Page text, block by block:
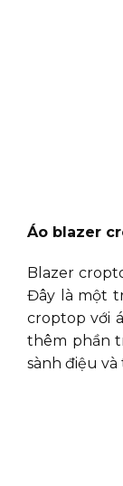
Áo blazer
Blazer
Đây là một
croptop với
thêm phần
sành điệu